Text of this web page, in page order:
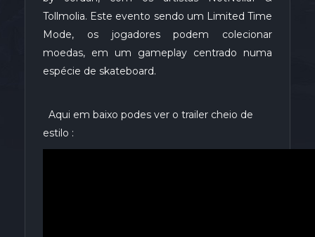
Tollmolia. Este evento sendo um Limited Time
Mode, os jogadores podem colecionar
moedas, em um gameplay centrado numa
espécie de skateboard.
Aqui em baixo podes ver o trailer cheio de
estilo :